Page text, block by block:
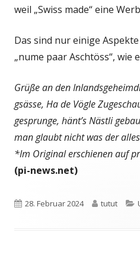
weil „Swiss made“ eine
Das sind nur einige
„nume paar Aschtöss“, wie
Grüße an den
gsässe, Ha de Vögle
gesprunge, hänt’s Nästli
man glaubt nicht was der
*Im Original erschienen auf
(pi-news.net)
Veröffentlicht
28. Februar 2024 Autor
tutut